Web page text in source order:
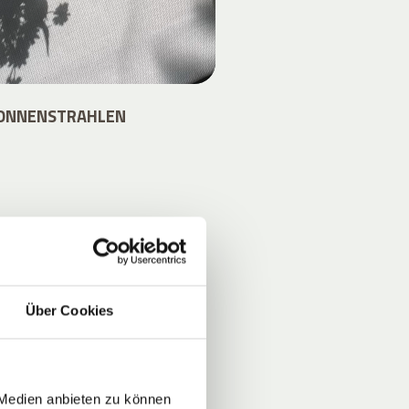
Über Cookies
anbieten zu können